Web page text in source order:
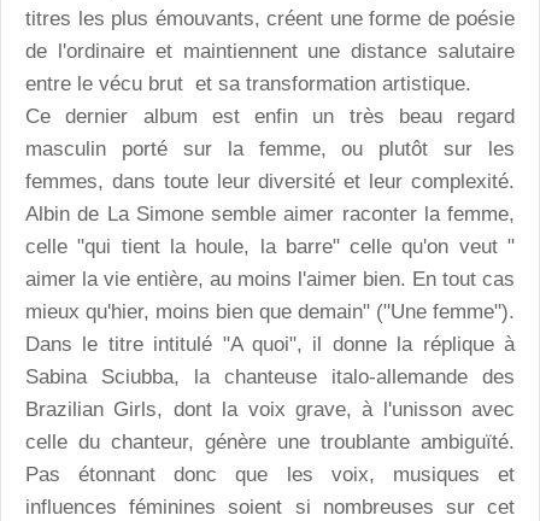
titres les plus émouvants, créent une forme de poésie
de l'ordinaire et maintiennent une distance salutaire
entre le vécu brut et sa transformation artistique.
Ce dernier album est enfin un très beau regard
masculin porté sur la femme, ou plutôt sur les
femmes, dans toute leur diversité et leur complexité.
Albin de La Simone semble aimer raconter la femme,
celle "qui tient la houle, la barre" celle qu'on veut "
aimer la vie entière, au moins l'aimer bien. En tout cas
mieux qu'hier, moins bien que demain" ("Une femme").
Dans le titre intitulé "A quoi", il donne la réplique à
Sabina Sciubba, la chanteuse italo-allemande des
Brazilian Girls, dont la voix grave, à l'unisson avec
celle du chanteur, génère une troublante ambiguïté.
Pas étonnant donc que les voix, musiques et
influences féminines soient si nombreuses sur cet